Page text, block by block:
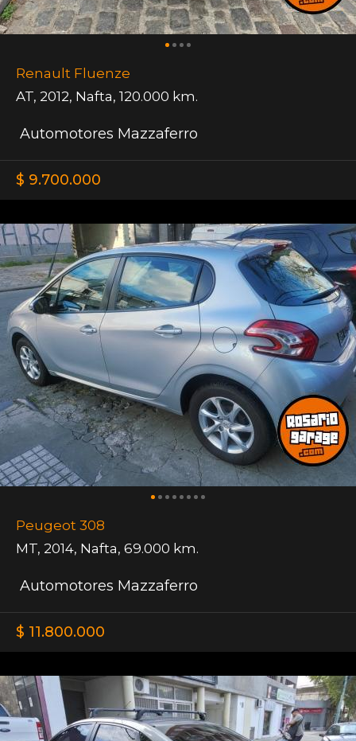
Renault Fluenze
AT, 2012, Nafta, 120.000 km.
Automotores Mazzaferro
$ 9.700.000
Peugeot 308
MT, 2014, Nafta, 69.000 km.
Automotores Mazzaferro
$ 11.800.000